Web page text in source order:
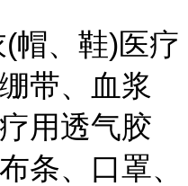
帽、鞋)医疗
带、血浆
用透气胶
条、口罩、